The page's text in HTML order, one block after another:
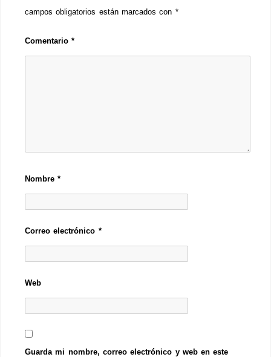
campos obligatorios están marcados con *
Comentario*
Nombre*
Correo electrónico *
Web
Guarda mi nombre, correo electrónico y web en este